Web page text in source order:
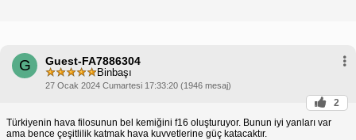
G Guest-FA7886304
Binbaşı
27 Ocak 2024 Cumartesi 17:33:20 (1946 mesaj)
2
Türkiyenin hava filosunun bel kemiğini f16 oluşturuyor. Bunun iyi yanları var
ama bence çeşitlilik katmak hava kuvvetlerine güç katacaktır.